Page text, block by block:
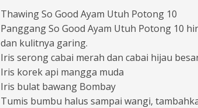
Thawing So Good Ayam Utuh Potong 10
Panggang So Good Ayam Utuh Potong 10
dan kulitnya garing.
Iris serong cabai merah dan cabai hijau
Iris korek api mangga muda
Iris bulat bawang Bombay
Tumis bumbu halus sampai wangi,